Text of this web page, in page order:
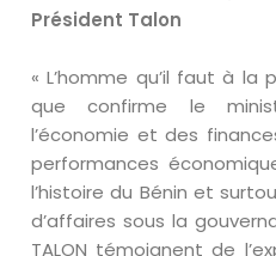
Président Talon
« L’homme qu’il faut à la
que confirme le
l’économie et des
performances
l’histoire du Bénin et
d’affaires sous la
TALON témoignent de